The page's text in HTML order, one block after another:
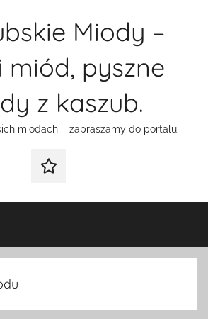
Miody –
miód, pyszne
z kaszub.
miodach – zapraszamy do portalu.
Galeria